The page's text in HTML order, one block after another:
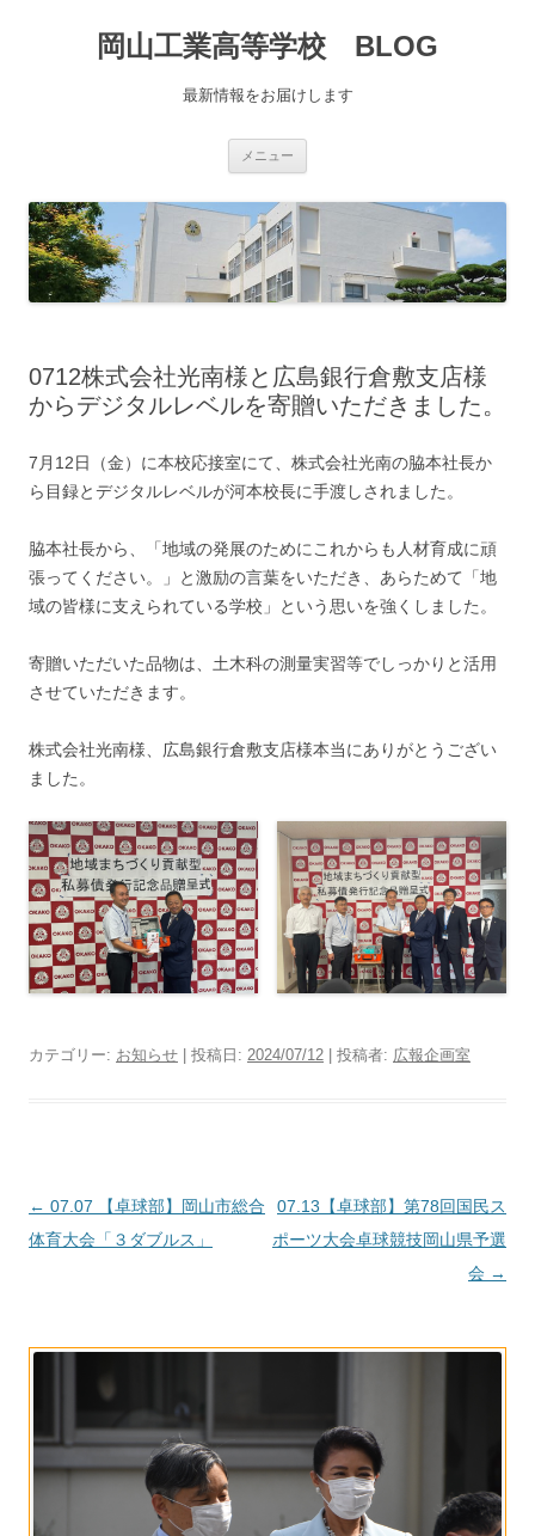
岡山工業高等学校 BLOG
最新情報をお届けします
メニュー
0712株式会社光南様と広島銀行倉敷支店様
からデジタルレベルを寄贈いただきました。
7月12日（金）に本校応接室にて、株式会社光南の脇本社長か
ら目録とデジタルレベルが河本校長に手渡しされました。
脇本社長から、「地域の発展のためにこれからも人材育成に頑
張ってください。」と激励の言葉をいただき、あらためて「地
域の皆様に支えられている学校」という思いを強くしました。
寄贈いただいた品物は、土木科の測量実習等でしっかりと活用
させていただきます。
株式会社光南様、広島銀行倉敷支店様本当にありがとうござい
ました。
カテゴリー: お知らせ | 投稿日: 2024/07/12 投稿者: 広報企画室
投
稿
ョ
ン
← 07.07 【卓球部】岡山市総合
体育大会「３ダブルス」
07.13【卓球部】第78回国民ス
ポーツ大会卓球競技岡山県予選
会 →